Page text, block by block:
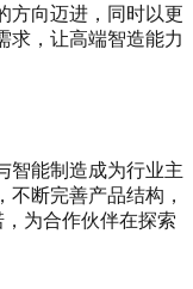
方向迈进，同时以更
求，让高端智造能力
智能制造成为行业主
断完善产品结构，
为合作伙伴在探索